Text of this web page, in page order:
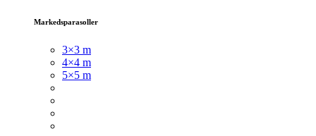
Markedsparasoller
3×3 m
4×4 m
5×5 m